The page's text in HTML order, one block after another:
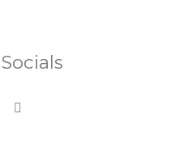
Socials